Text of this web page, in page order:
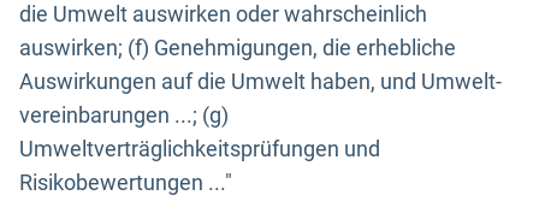
die Umwelt auswirken oder wahrscheinlich
auswirken; (f) Genehmigungen, die erhebliche
Auswirkungen auf die Umwelt haben, und Umwelt-
vereinbarungen ...; (g)
Umweltverträglichkeitsprüfungen und
Risikobewertungen ..."